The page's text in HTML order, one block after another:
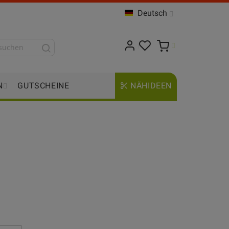
Deutsch
GUTSCHEINE NÄHIDEEN